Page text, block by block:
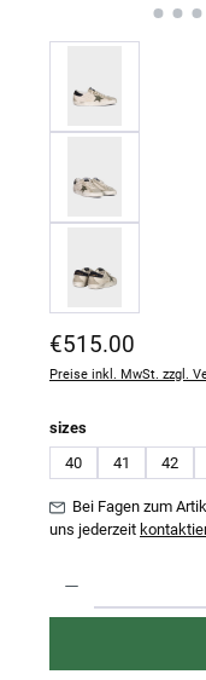
Regulärer Preis:
€515.00
Preise inkl. MwSt. zzgl.
sizesauswählen
40
41 42
Bei Fagen zum
uns jederzeit